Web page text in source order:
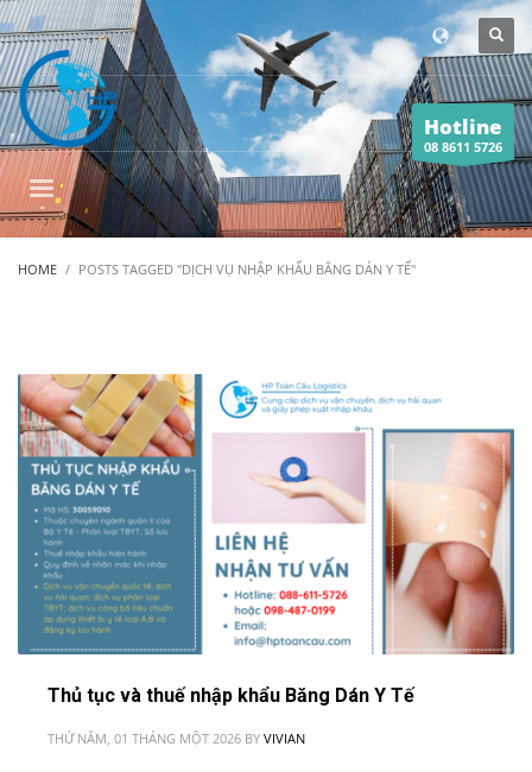
Hotline
08 8611 5726
HOME POSTS TAGGED "DỊCH VỤ NHẬP KHẨU BĂNG DÁN Y TẾ"
Thủ tục và thuế nhập khẩu Băng Dán Y Tế
THỨ NĂM, 01 THÁNG MỘT 2026 BY VIVIAN